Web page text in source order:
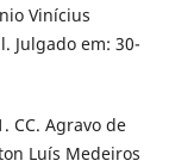
Vinícius
Julgado em: 30-
CC. Agravo de
Luís Medeiros